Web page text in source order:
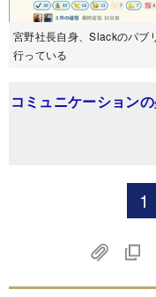
宮野社長自身、Slackのパブ
行っている
コミュニケーション
1